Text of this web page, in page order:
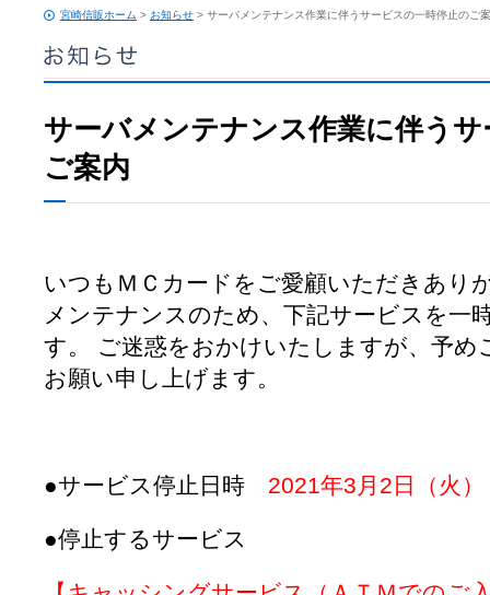
宮崎信販ホーム > お知らせ > サーバメンテナンス作業に伴うサービスの一時停止のご
サーバメンテナンス作業に伴う
ご案内
いつもＭＣカードをご愛顧いただきあり
メンテナンスのため、下記サービスを一
す。
ご迷惑をおかけいたしますが、予
お願い申し上げます。
●サービス停止日時 2021年3月2日（火
●停止するサービス